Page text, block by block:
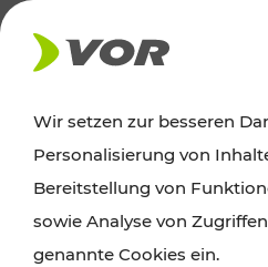
AKTUELLES
Ausflugstipps
Wien, Niederösterreich und
Wir setzen zur besseren
Personalisierung von
Bereitstellung von
sowie Analyse von
genannte Cookies ein.